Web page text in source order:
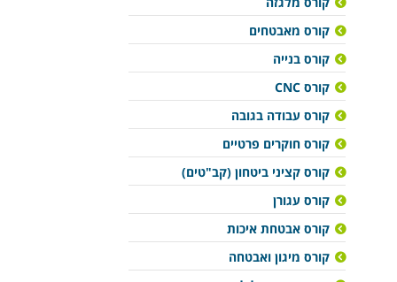
קורס מאבטחים
קורס בנייה
קורס CNC
קורס עבודה בגובה
קורס חוקרים פרטיים
קורס קציני ביטחון (קב"טים)
קורס עגורן
קורס אבטחת איכות
קורס מיגון ואבטחה